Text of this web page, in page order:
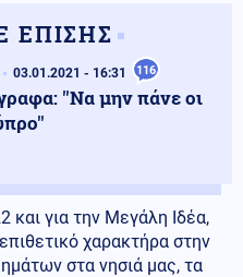
ΕΠΙΣΗΣ
03.01.2021 - 16:31 116
''Να μην πάνε οι
και για την Μεγάλη Ιδέα,
χαρακτήρα στην
στα νησιά μας, τα